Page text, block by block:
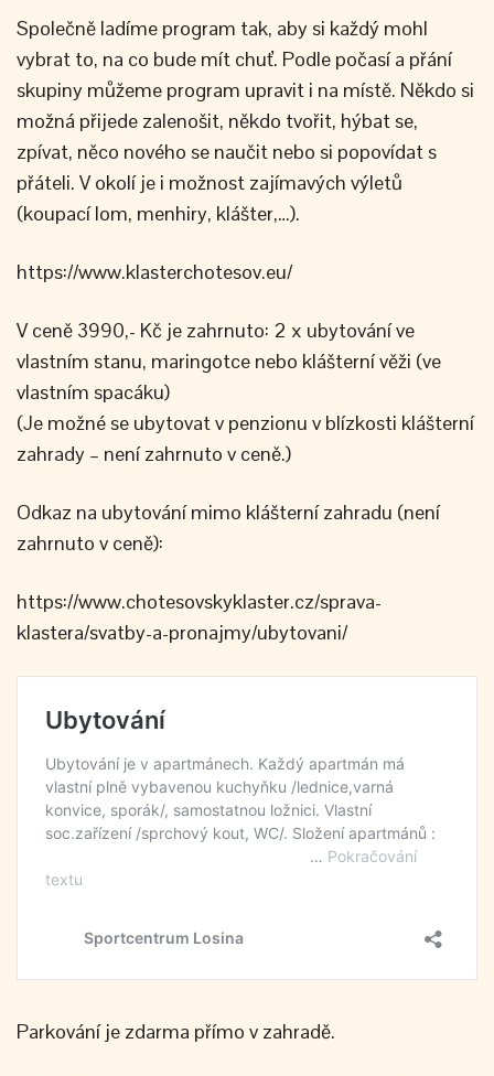
Společně ladíme program tak, aby si každý mohl
vybrat to, na co bude mít chuť. Podle počasí a přání
skupiny můžeme program upravit i na místě. Někdo si
možná přijede zalenošit, někdo tvořit, hýbat se,
zpívat, něco nového se naučit nebo si popovídat s
přáteli. V okolí je i možnost zajímavých výletů
(koupací lom, menhiry, klášter,…).
https://www.klasterchotesov.eu/
V ceně 3990,- Kč je zahrnuto: 2 x ubytování ve
vlastním stanu, maringotce nebo klášterní věži (ve
vlastním spacáku)
(Je možné se ubytovat v penzionu v blízkosti klášterní
zahrady – není zahrnuto v ceně.)
Odkaz na ubytování mimo klášterní zahradu (není
zahrnuto v ceně):
https://www.chotesovskyklaster.cz/sprava-
klastera/svatby-a-pronajmy/ubytovani/
Parkování je zdarma přímo v zahradě.